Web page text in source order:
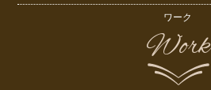
ワーク
Work